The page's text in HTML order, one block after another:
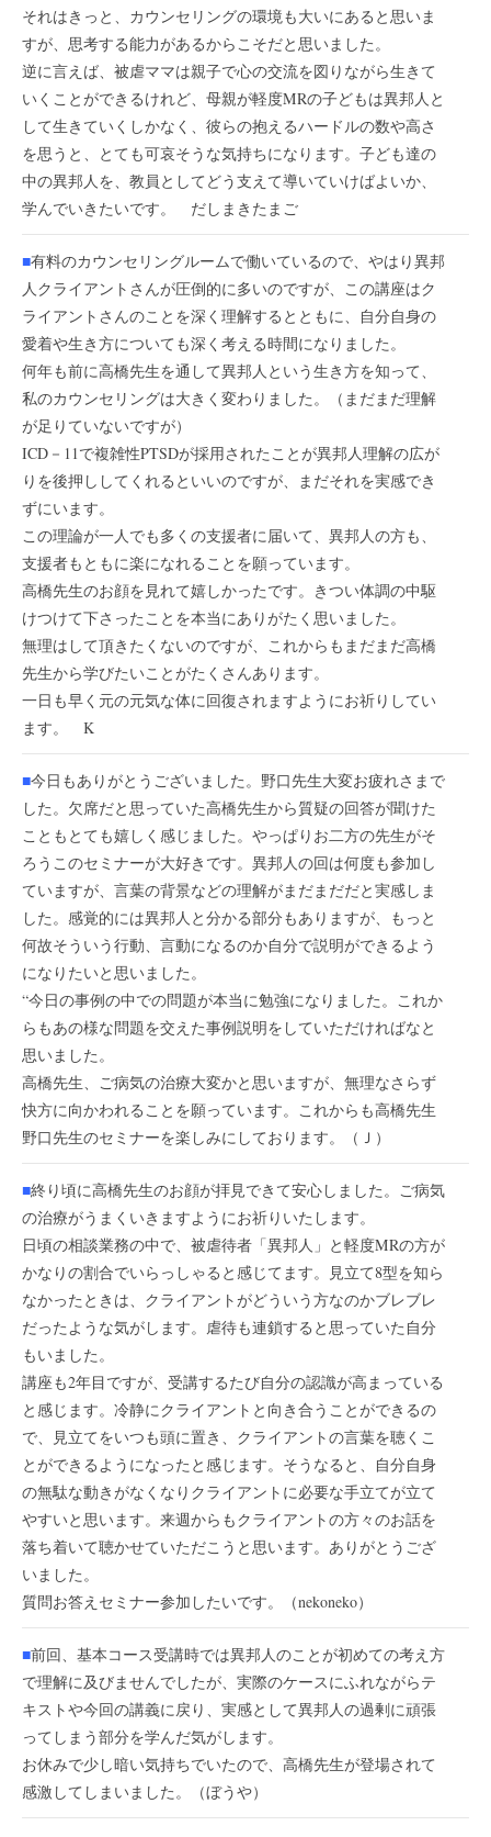
それはきっと、カウンセリングの環境も大いにあると思いま
すが、思考する能力があるからこそだと思いました。
逆に言えば、被虐ママは親子で心の交流を図りながら生きて
いくことができるけれど、母親が軽度MRの子どもは異邦人と
して生きていくしかなく、彼らの抱えるハードルの数や高さ
を思うと、とても可哀そうな気持ちになります。子ども達の
中の異邦人を、教員としてどう支えて導いていけばよいか、
学んでいきたいです。 だしまきたまご
■有料のカウンセリングルームで働いているので、やはり異邦
人クライアントさんが圧倒的に多いのですが、この講座はク
ライアントさんのことを深く理解するとともに、自分自身の
愛着や生き方についても深く考える時間になりました。
何年も前に高橋先生を通して異邦人という生き方を知って、
私のカウンセリングは大きく変わりました。（まだまだ理解
が足りていないですが）
ICD－11で複雑性PTSDが採用されたことが異邦人理解の広が
りを後押ししてくれるといいのですが、まだそれを実感でき
ずにいます。
この理論が一人でも多くの支援者に届いて、異邦人の方も、
支援者もともに楽になれることを願っています。
高橋先生のお顔を見れて嬉しかったです。きつい体調の中駆
けつけて下さったことを本当にありがたく思いました。
無理はして頂きたくないのですが、これからもまだまだ高橋
先生から学びたいことがたくさんあります。
一日も早く元の元気な体に回復されますようにお祈りしてい
ます。 K
■今日もありがとうございました。野口先生大変お疲れさまで
した。欠席だと思っていた高橋先生から質疑の回答が聞けた
こともとても嬉しく感じました。やっぱりお二方の先生がそ
ろうこのセミナーが大好きです。異邦人の回は何度も参加し
ていますが、言葉の背景などの理解がまだまだだと実感しま
した。感覚的には異邦人と分かる部分もありますが、もっと
何故そういう行動、言動になるのか自分で説明ができるよう
になりたいと思いました。
“今日の事例の中での問題が本当に勉強になりました。これか
らもあの様な問題を交えた事例説明をしていただければなと
思いました。
高橋先生、ご病気の治療大変かと思いますが、無理なさらず
快方に向かわれることを願っています。これからも高橋先生
野口先生のセミナーを楽しみにしております。（Ｊ）
■終り頃に高橋先生のお顔が拝見できて安心しました。ご病気
の治療がうまくいきますようにお祈りいたします。
日頃の相談業務の中で、被虐待者「異邦人」と軽度MRの方が
かなりの割合でいらっしゃると感じてます。見立て8型を知ら
なかったときは、クライアントがどういう方なのかブレブレ
だったような気がします。虐待も連鎖すると思っていた自分
もいました。
講座も2年目ですが、受講するたび自分の認識が高まっている
と感じます。冷静にクライアントと向き合うことができるの
で、見立てをいつも頭に置き、クライアントの言葉を聴くこ
とができるようになったと感じます。そうなると、自分自身
の無駄な動きがなくなりクライアントに必要な手立てが立て
やすいと思います。来週からもクライアントの方々のお話を
落ち着いて聴かせていただこうと思います。ありがとうござ
いました。
質問お答えセミナー参加したいです。（nekoneko）
■前回、基本コース受講時では異邦人のことが初めての考え方
で理解に及びませんでしたが、実際のケースにふれながらテ
キストや今回の講義に戻り、実感として異邦人の過剰に頑張
ってしまう部分を学んだ気がします。
お休みで少し暗い気持ちでいたので、高橋先生が登場されて
感激してしまいました。（ぼうや）